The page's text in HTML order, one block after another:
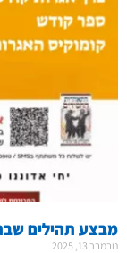
מבצע תהילים
נובמבר 13, 2025